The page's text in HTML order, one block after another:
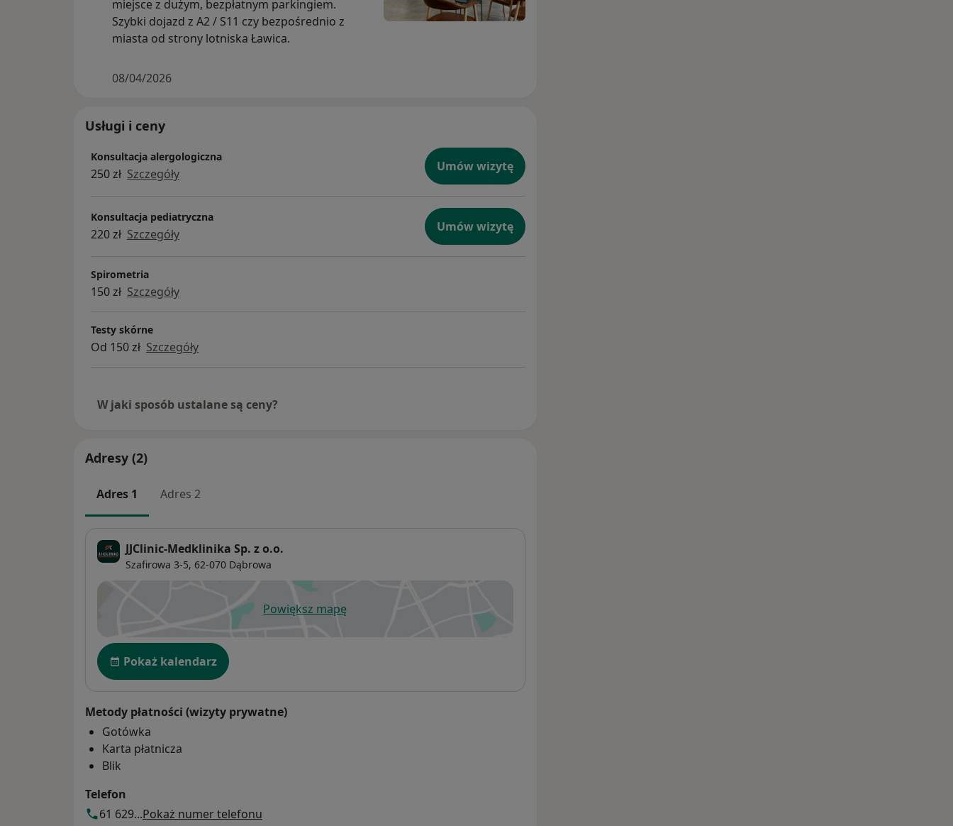
miejsce z dużym, bezpłatnym parkingiem.
Szybki dojazd z A2 / S11 czy bezpośrednio z
miasta od strony lotniska Ławica.
08/04/2026
Usługi i ceny
Konsultacja alergologiczna
250 zł Szczegóły Umów wizytę
Konsultacja pediatryczna
220 zł Szczegóły Umów wizytę
Spirometria
150 zł Szczegóły
Testy skórne
Od 150 zł Szczegóły
W jaki sposób ustalane są ceny?
Adresy (2)
Adres 1 Adres 2
JJClinic-Medklinika Sp. z o.o.
Szafirowa 3-5, 62-070 Dąbrowa
Powiększ mapęotwiera się w nowej karcie
Dostępność
Pokaż kalendarz
Metody płatności (wizyty prywatne)
Gotówka
Karta płatnicza
Blik
Telefon
61 629...Pokaż numer telefonu